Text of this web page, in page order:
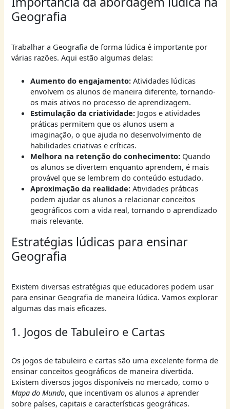
Geografia
Trabalhar a Geografia de forma lúdica é importante por
várias razões. Aqui estão algumas delas:
Aumento do engajamento:Atividades lúdicas
envolvem os alunos de maneira diferente, tornando-
os mais ativos no processo de aprendizagem.
Estimulação da criatividade:Jogos e atividades
práticas permitem que os alunos usem a
imaginação, o que ajuda no desenvolvimento de
habilidades criativas e críticas.
Melhora na retenção do conhecimento:Quando
os alunos se divertem enquanto aprendem, é mais
provável que se lembrem do conteúdo estudado.
Aproximação da realidade:Atividades práticas
podem ajudar os alunos a relacionar conceitos
geográficos com a vida real, tornando o aprendizado
mais relevante.
Estratégias lúdicas para ensinar
Geografia
Existem diversas estratégias que educadores podem usar
para ensinar Geografia de maneira lúdica. Vamos explorar
algumas das mais eficazes.
1. Jogos de Tabuleiro e Cartas
Os jogos de tabuleiro e cartas são uma excelente forma de
ensinar conceitos geográficos de maneira divertida.
Existem diversos jogos disponíveis no mercado, como o
Mapa do Mundo, que incentivam os alunos a aprender
sobre países, capitais e características geográficas.